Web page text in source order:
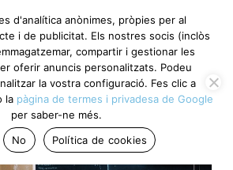
d'analítica anònimes, pròpies per al
i de publicitat. Els nostres socis (inclòs
compartir i gestionar les
oferir anuncis personalitzats. Podeu
la vostra configuració. Fes clic a
la pàgina de termes i privadesa de Google
per saber-ne més.
No Política de cookies